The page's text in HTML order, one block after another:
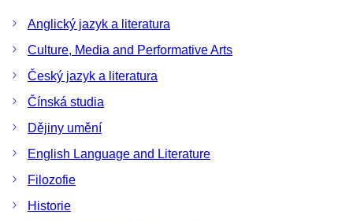
Anglický jazyk a literatura
Culture, Media and Performative Arts
Český jazyk a literatura
Čínská studia
Dějiny umění
English Language and Literature
Filozofie
Historie